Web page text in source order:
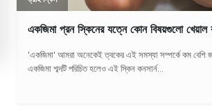
একজিমা প্রন স্কিনের যত্নে কোন বিষয়গুলো খেয়াল
'একজিমা' আমরা অনেকেই ত্বকের এই সমস্যা সম্পর্কে কম বেশি
একজিমা শব্দটি পরিচিত হলেও এই স্কিন কনসার্ন...